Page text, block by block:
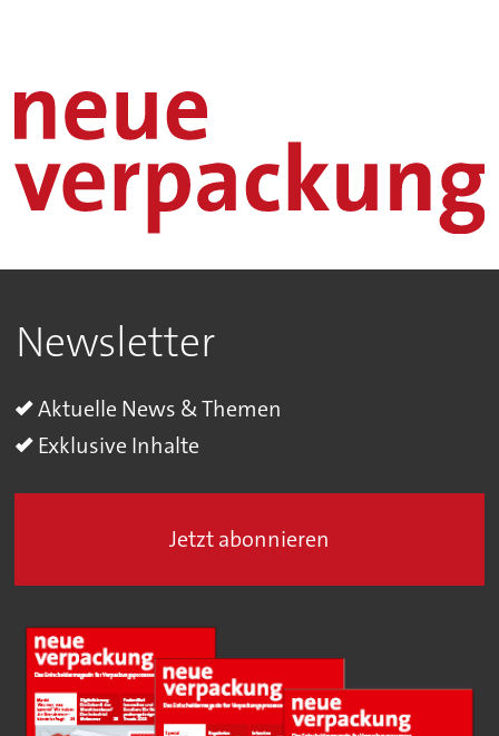
Newsletter
Aktuelle News & Themen
Exklusive Inhalte
Jetzt abonnieren